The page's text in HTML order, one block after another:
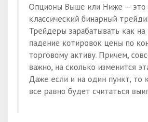
Опционы Выше или Ниже — это
классический бинарный
Трейдеры зарабатывать как на
падение котировок цены по
торговому активу. Причем,
важно, на сколько изменится
Даже если и на один пункт, то
все равно будет считаться